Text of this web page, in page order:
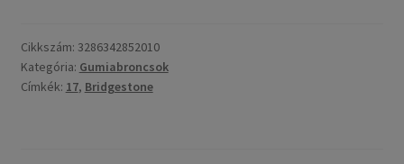
120/70
ZR
17
Cikkszám: 3286342852010
Kategória: Gumiabroncsok
Címkék: 17, Bridgestone